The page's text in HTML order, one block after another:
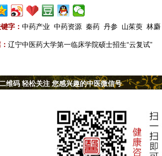
字： 中药产业 中药资源 秦药 丹参 山茱萸 林麝
辽宁中医药大学第一临床学院硕士招生“云复试”
维码 轻松关注 您感兴趣的中医微信号